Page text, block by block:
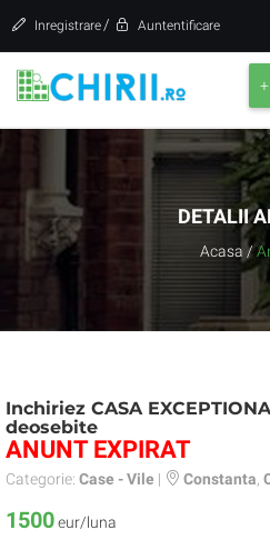
Inregistrare / Auntentificare
DETALII
Acasa /
Inchiriez CASA
deosebite
ANUNT EXPIRAT
Categorie: Case - Vile | Constanta
1500eur/luna